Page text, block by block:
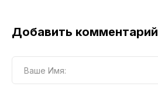
Добавить комментарий